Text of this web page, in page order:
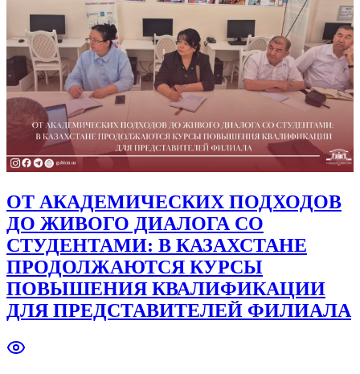
ОТ АКАДЕМИЧЕСКИХ ПОДХОДОВ
ДО ЖИВОГО ДИАЛОГА СО
СТУДЕНТАМИ: В КАЗАХСТАНЕ
ПРОДОЛЖАЮТСЯ КУРСЫ
ПОВЫШЕНИЯ КВАЛИФИКАЦИИ
ДЛЯ ПРЕДСТАВИТЕЛЕЙ ФИЛИАЛА